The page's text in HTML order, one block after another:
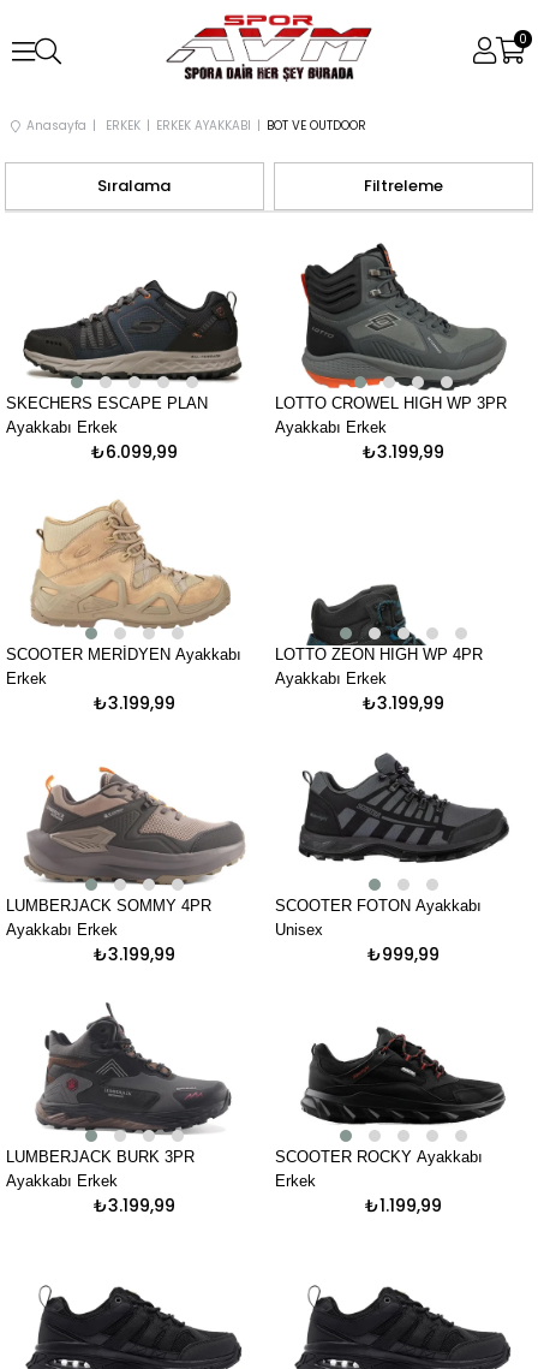
0
Anasayfa ERKEK ERKEK AYAKKABI BOT VE OUTDOOR
Filtreleme
Sıralama
SKECHERS ESCAPE PLAN
Ayakkabı Erkek
₺6.099,99
LOTTO CROWEL HIGH WP 3PR
Ayakkabı Erkek
₺3.199,99
SCOOTER MERİDYEN Ayakkabı
Erkek
₺3.199,99
LOTTO ZEON HIGH WP 4PR
Ayakkabı Erkek
₺3.199,99
LUMBERJACK SOMMY 4PR
Ayakkabı Erkek
₺3.199,99
SCOOTER FOTON Ayakkabı
Unisex
₺999,99
LUMBERJACK BURK 3PR
Ayakkabı Erkek
₺3.199,99
SCOOTER ROCKY Ayakkabı
Erkek
₺1.199,99